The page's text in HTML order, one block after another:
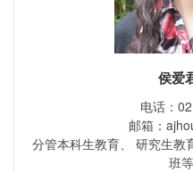
侯爱
电话：
邮箱：
分管本科生教育、 研究生教
班